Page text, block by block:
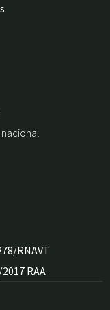
RNAVT
RAA